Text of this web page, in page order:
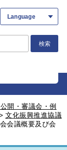
Language
検索
開・審議会・例
文化振興推進協議
会議概要及び会